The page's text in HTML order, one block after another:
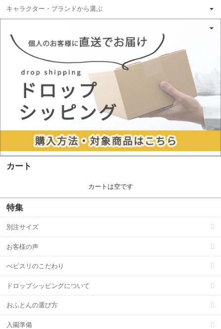
キャラクター・ブランドから選ぶ
カート
カートは空です
特集
別注サイズ
お客様の声
べビスリのこだわり
ドロップシッピングについて
おふとんの選び方
入園準備